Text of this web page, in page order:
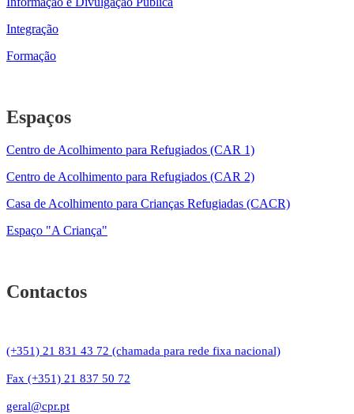
Integração
Formação
Espaços
Centro de Acolhimento para Refugiados (CAR 1)
Centro de Acolhimento para Refugiados (CAR 2)
Casa de Acolhimento para Crianças Refugiadas (CACR)
Espaço "A Criança"
Contactos
(+351) 21 831 43 72 (chamada para rede fixa nacional)
Fax (+351) 21 837 50 72
geral@cpr.pt